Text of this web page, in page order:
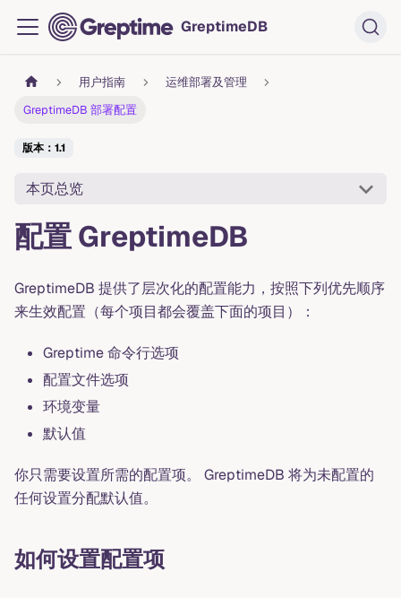
GreptimeDB
用户指南
运维部署及管理
GreptimeDB 部署配置
版本：1.1
本页总览
配置 GreptimeDB
GreptimeDB 提供了层次化的配置能力，按照下列优先顺序
来生效配置（每个项目都会覆盖下面的项目）：
Greptime 命令行选项
配置文件选项
环境变量
默认值
你只需要设置所需的配置项。 GreptimeDB 将为未配置的
任何设置分配默认值。
如何设置配置项